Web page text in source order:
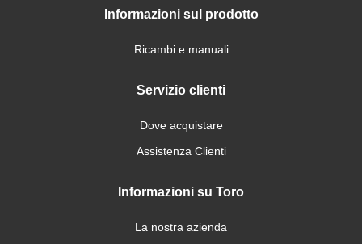
Informazioni sul prodotto
Ricambi e manuali
Servizio clienti
Dove acquistare
Assistenza Clienti
Informazioni su Toro
La nostra azienda